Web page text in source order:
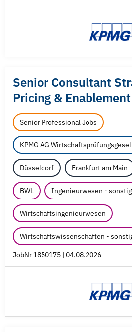
Senior Consultant
Pricing &
Senior Professional Jobs
KPMG AG
Düsseldorf Frankfurt am Main
BWL Ingenieurwesen -
Wirtschaftsingenieurwesen
Wirtschaftswissenschaften -
JobNr 1850175 | 04.08.2026